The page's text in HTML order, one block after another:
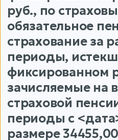
руб., по
обязательное
страхование за
периоды,
фиксированном
зачисляемые на
страховой
периоды с
размере